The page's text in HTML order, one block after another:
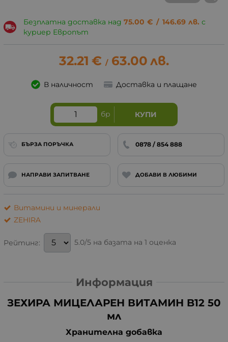
Безплатна доставка над 75.00 € / 146.69 лв. с
куриер Европът
32.21 € / 63.00 лв.
В наличност Доставка и плащане
бр КУПИ
БЪРЗА ПОРЪЧКА 0878 / 854 888
НАПРАВИ ЗАПИТВАНЕ ДОБАВИ В ЛЮБИМИ
Витамини и минерали
ZEHIRA
Рейтинг: 5.0/5 на базата на 1 оценка
Информация
ЗЕХИРА МИЦЕЛАРЕН ВИТАМИН B12 50
мл
Хранителна добавка